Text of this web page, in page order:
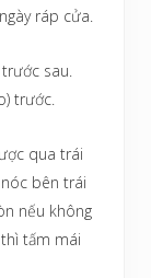
ráp cửa.
sau.
trước.
qua trái
bên trái
nếu không
tấm mái